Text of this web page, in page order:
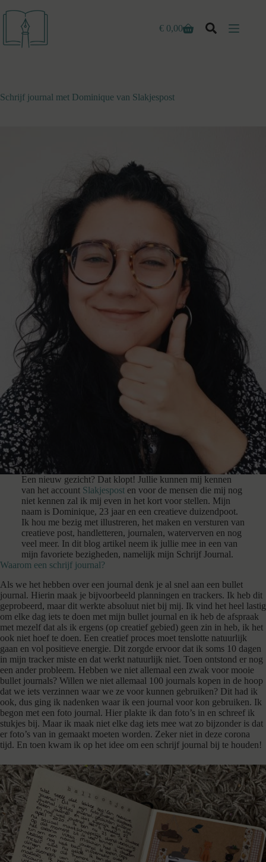
naar
inhoud
Winkelwagen
€ 0,00
Schrijf journal met Dominique van Slakjespost
Een nieuw gezicht? Dat klopt! Jullie kunnen mij kennen
van het account Slakjesposten voor de mensen die mij nog
niet kennen zal ik mij even in het kort voor stellen. Mijn
naam is Dominique, 23 jaar en een creatieve duizendpoot.
Ik hou me bezig met illustreren, het maken en versturen van
creatieve post, handletteren, journalen, waterverven en nog
veel meer. In dit blog artikel neem ik jullie mee in een van
mijn favoriete bezigheden, namelijk mijn Schrijf Journal.
Waarom een schrijf journal?
Als we het hebben over een journal denk je al snel aan een bullet
journal. Hierin maak je bijvoorbeeld planningen en trackers. Ik heb dit
geprobeerd, maar dit werkte absoluut niet bij mij. Ik vind het heel lastig
om elke dag iets te doen met mijn bullet journal en ik heb de afspraak
met mezelf dat als ik ergens (op creatief gebied) geen zin in heb, ik het
ook niet hoef te doen. Een creatief proces moet tenslotte natuurlijk
gaan en vol positieve energie. Dit zorgde ervoor dat ik soms 10 dagen
in mijn tracker miste en dat werkt natuurlijk niet. Toen ontstond er nog
een ander probleem. Hebben we niet allemaal een zwak voor mooie
bullet journals? Willen we niet allemaal 100 journals kopen in de hoop
dat we iets verzinnen waar we ze voor kunnen gebruiken? Dit had ik
ook, dus ging ik nadenken waar ik een journal voor kon gebruiken. Ik
begon met een foto journal. Hier plakte ik dan foto’s in en schreef ik
stukjes bij. Maar ik maak niet elke dag iets mee wat zo bijzonder is dat
er foto’s van in gemaakt moeten worden. Zeker niet in deze corona
tijd. En toen kwam ik op het idee om een schrijf journal bij te houden!